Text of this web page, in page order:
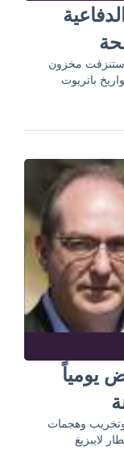
مخزون
باتريوت
يومياً
وهجمات
لايبزيغ